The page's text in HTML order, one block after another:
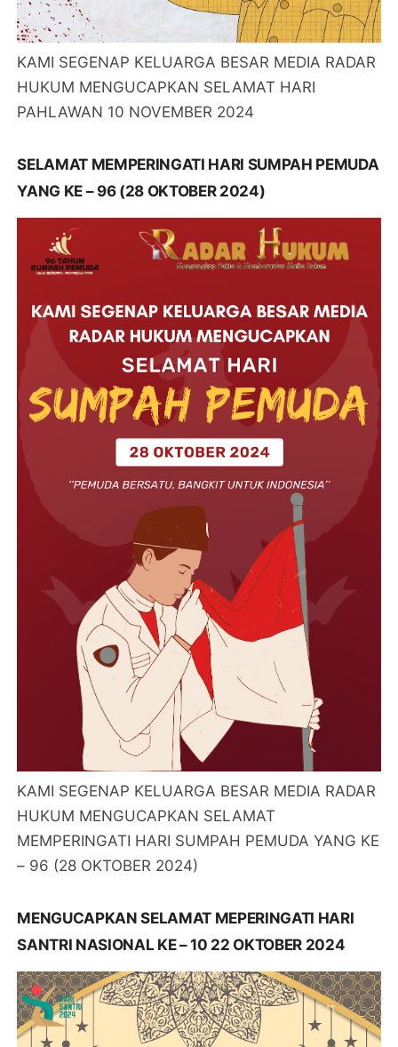
KAMI SEGENAP KELUARGA BESAR MEDIA RADAR
HUKUM MENGUCAPKAN SELAMAT HARI
PAHLAWAN 10 NOVEMBER 2024
SELAMAT MEMPERINGATI HARI SUMPAH PEMUDA
YANG KE – 96 (28 OKTOBER 2024)
KAMI SEGENAP KELUARGA BESAR MEDIA RADAR
HUKUM MENGUCAPKAN SELAMAT
MEMPERINGATI HARI SUMPAH PEMUDA YANG KE
– 96 (28 OKTOBER 2024)
MENGUCAPKAN SELAMAT MEPERINGATI HARI
SANTRI NASIONAL KE – 10 22 OKTOBER 2024